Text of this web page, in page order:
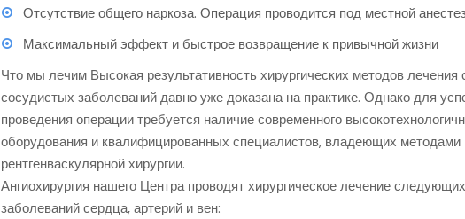
Отсутствие общего наркоза. Операция проводится под местной
Максимальный эффект и быстрое возвращение к привычной жизни
Что мы лечим Высокая результативность хирургических методов лечения
сосудистых заболеваний давно уже доказана на практике. Однако для
проведения операции требуется наличие современного
оборудования и квалифицированных специалистов, владеющих методами
рентгенваскулярной хирургии.
Ангиохирургия нашего Центра проводят хирургическое лечение следующих
заболеваний сердца, артерий и вен: